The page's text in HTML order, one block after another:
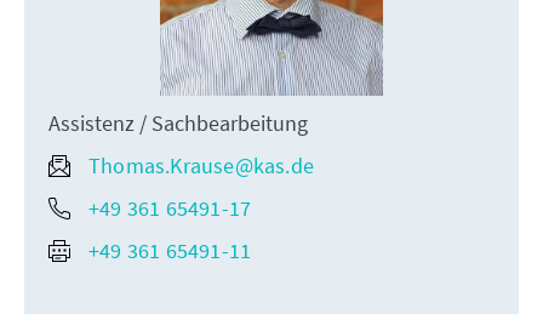
Assistenz / Sachbearbeitung
Thomas.Krause@kas.de
+49 361 65491-17
+49 361 65491-11